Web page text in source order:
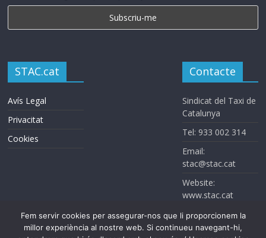
STAC.cat
Avís Legal
Privacitat
Cookies
Contacte
Sindicat del Taxi de
Catalunya
Tel: 933 002 314
Email:
stac@stac.cat
Website:
www.stac.cat
Fem servir cookies per assegurar-nos que li proporcionem la
millor experiència al nostre web. Si continueu navegant-hi,